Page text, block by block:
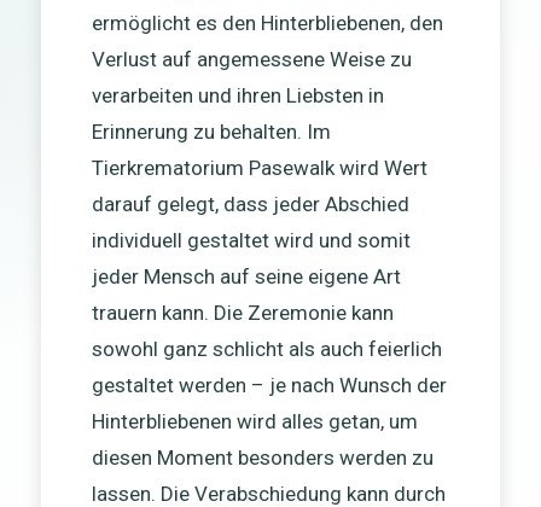
ermöglicht es den Hinterbliebenen, den
Verlust auf angemessene Weise zu
verarbeiten und ihren Liebsten in
Erinnerung zu behalten. Im
Tierkrematorium Pasewalk wird Wert
darauf gelegt, dass jeder Abschied
individuell gestaltet wird und somit
jeder Mensch auf seine eigene Art
trauern kann. Die Zeremonie kann
sowohl ganz schlicht als auch feierlich
gestaltet werden – je nach Wunsch der
Hinterbliebenen wird alles getan, um
diesen Moment besonders werden zu
lassen. Die Verabschiedung kann durch